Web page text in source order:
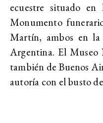
ecuestre situado
Monumento
Martín, ambos en
Argentina. El Museo
también de Buenos
autoría con el busto